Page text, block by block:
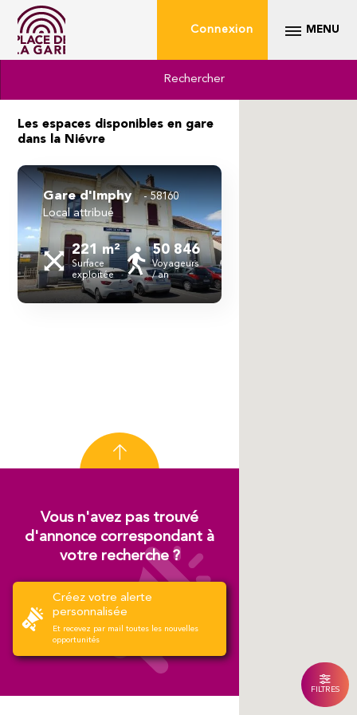
MENU
Connexion
Les espaces disponibles en gare
dans la Niévre
Gare d'Imphy 58160
local attribué
221 m²
Surface
exploitée
50 846
Voyageurs
/ an
Vous n'avez pas trouvé
d'annonce correspondant à
votre recherche ?
Créez votre alerte
personnalisée
Et recevez par mail toutes les nouvelles
opportunités
Rechercher
FILTRES